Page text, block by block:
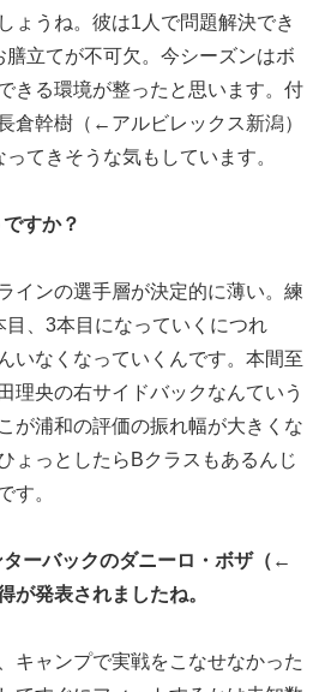
ょうね。彼は1人で問題解決でき
立てが不可欠。今シーズンはボ
きる環境が整ったと思います。付
倉幹樹（←アルビレックス新潟）
てきそうな気もしています。
すか？
ンの選手層が決定的に薄い。練
、3本目になっていくにつれ
いなくなっていくんです。本間至
理央の右サイドバックなんていう
が浦和の評価の振れ幅が大きくな
ょっとしたらBクラスもあるんじ
す。
ーバックのダニーロ・ボザ（←
が発表されましたね。
ャンプで実戦をこなせなかった